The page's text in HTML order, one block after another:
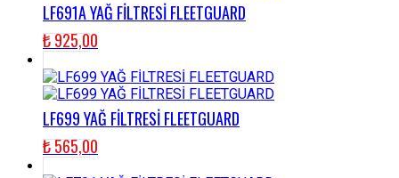
LF691A YAĞ FİLTRESİ FLEETGUARD
₺925,00
LF699 YAĞ FİLTRESİ FLEETGUARD
₺565,00